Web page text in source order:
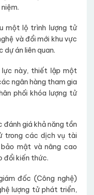
một lộ trình lượng tử
và đổi mới khu vực
dự án liên quan.
lực này, thiết lập một
ngân hàng tham gia
phối khóa lượng tử
giá khả năng tồn
trong các dịch vụ tài
mật và nâng cao
đổi kiến thức.
đốc (Công nghệ)
lượng tử phát triển,